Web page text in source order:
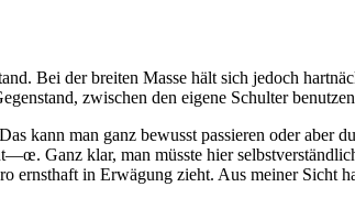
Bei der breiten Masse hält sich jedoch
zwischen den eigene Schulter
kann man ganz bewusst passieren oder
Ganz klar, man müsste hier
in Erwägung zieht. Aus meiner Sicht